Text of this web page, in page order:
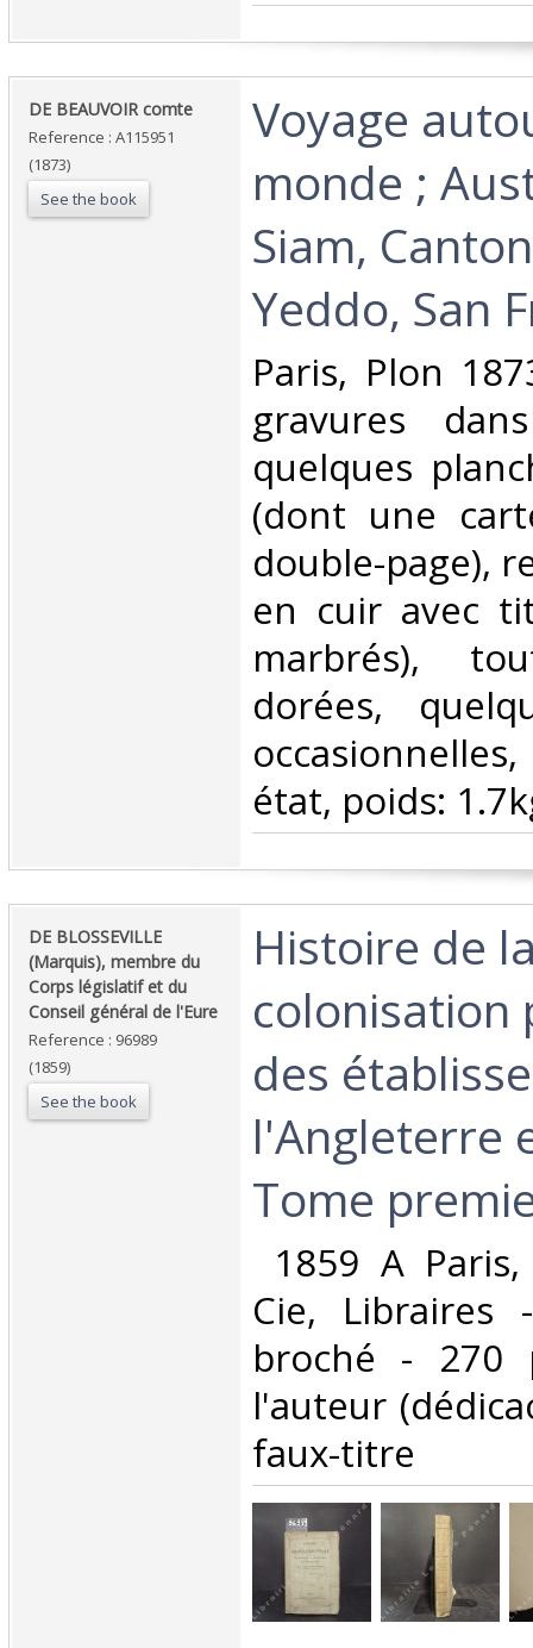
‎DE BEAUVOIR comte‎
Reference : A115951
(1873)
See the book
‎Voyage
monde ;
Siam,
Yeddo, San
‎Paris, Plon
gravures
quelques
(dont une
double-page),
en cuir avec
marbrés),
dorées,
état, poids:
‎DE BLOSSEVILLE
(Marquis), membre du
Corps législatif et du
Conseil général de l'Eure‎
Reference : 96989
(1859)
See the book
‎Histoire de
colonisation
des
l'Angleterre
Tome
1859 A
Cie,
broché - 270
l'auteur
faux-titre‎